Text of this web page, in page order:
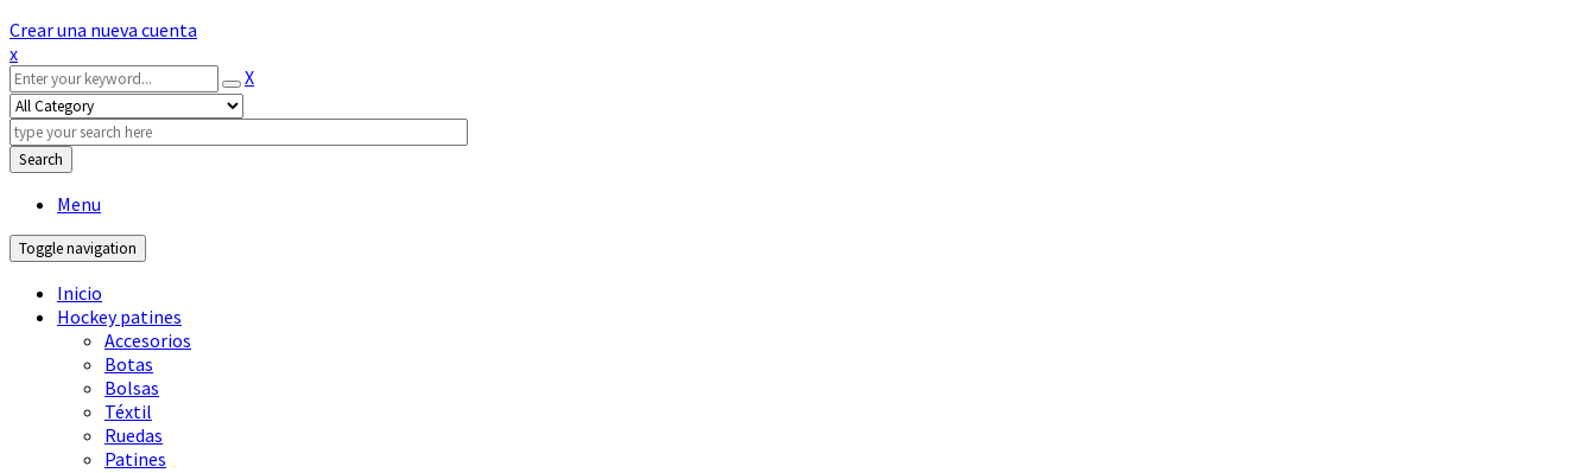
Crear una nueva cuenta
x
X
Search
Menu
Toggle navigation
Inicio
Hockey patines
Accesorios
Botas
Bolsas
Téxtil
Ruedas
Patines